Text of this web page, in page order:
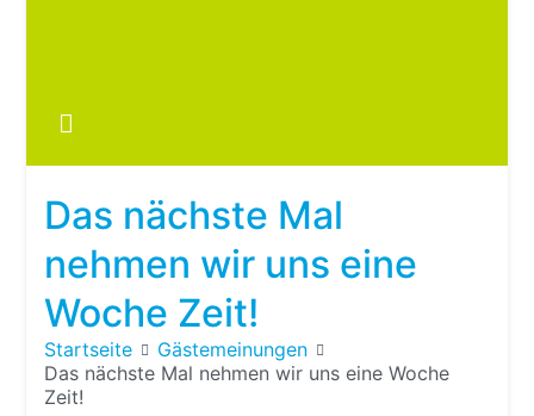
Das nächste Mal
nehmen wir uns eine
Woche Zeit!
Startseite
Gästemeinungen
Das nächste Mal nehmen wir uns eine Woche
Zeit!